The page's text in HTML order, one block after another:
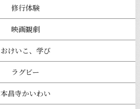
修行体験
映画観劇
おけいこ、学び
ラグビー
本昌寺かいわい